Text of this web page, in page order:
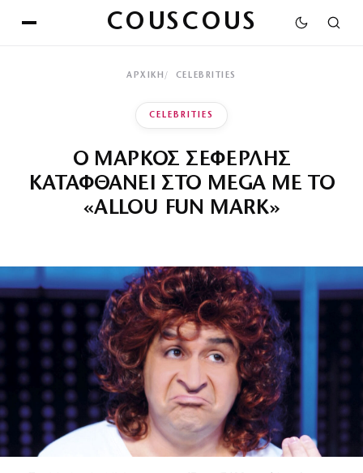
COUSCOUS
ΑΡΧΙΚΉ CELEBRITIES
CELEBRITIES
Ο ΜΑΡΚΟΣ ΣΕΦΕΡΛΗΣ
ΚΑΤΑΦΘΑΝΕΙ ΣΤΟ MEGA ΜΕ ΤΟ
«ALLOU FUN MARK»